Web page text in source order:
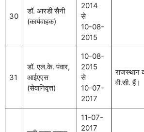
30
डॉ. आरडी सैनी
(कार्यवाहक)
2014
से
10-08-
2015
31
डॉ. एल.के. पंवार,
आईएएस
(सेवानिवृत्त)
10-08-
2015
से
10-07-
2017
राजस्थान
वी.सी. हैं।
11-07-
2017